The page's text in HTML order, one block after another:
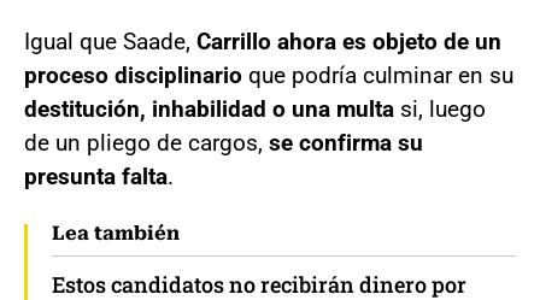
Igual que Saade, Carrillo ahora es objeto de un
proceso disciplinario que podría culminar en su
destitución, inhabilidad o una multa si, luego
de un pliego de cargos, se confirma su
presunta falta.
Lea también
Estos candidatos no recibirán dinero por